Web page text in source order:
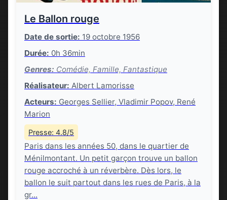
Le Ballon rouge
Date de sortie: 19 octobre 1956
Durée: 0h 36min
Genres: Comédie, Famille, Fantastique
Réalisateur: Albert Lamorisse
Acteurs: Georges Sellier, Vladimir Popov, René
Marion
Presse: 4.8/5
Paris dans les années 50, dans le quartier de
Ménilmontant. Un petit garçon trouve un ballon
rouge accroché à un réverbère. Dès lors, le
ballon le suit partout dans les rues de Paris, à la
gr...